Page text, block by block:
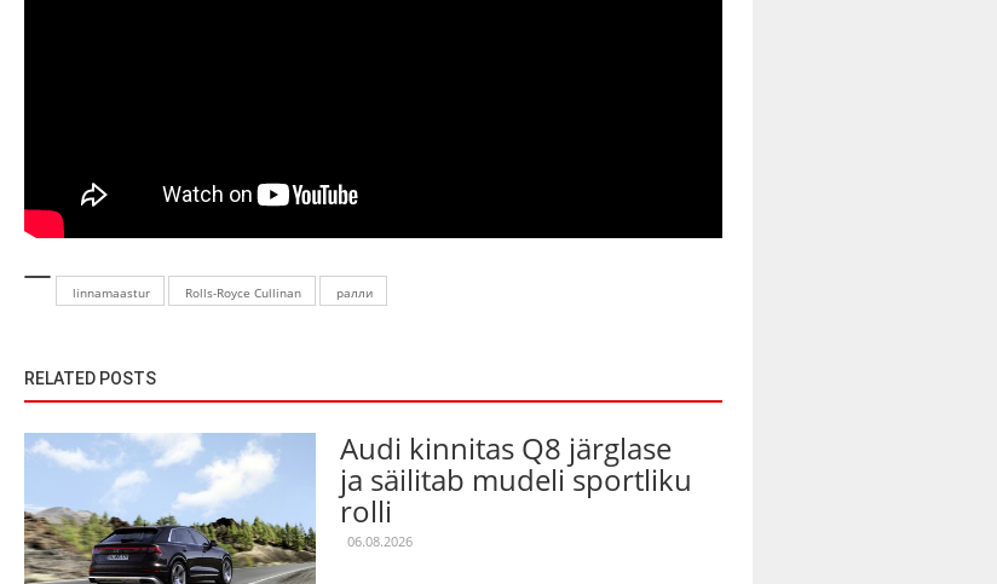
linnamaastur Rolls-Royce Cullinan ралли
RELATED POSTS
Audi kinnitas Q8 järglase
ja säilitab mudeli sportliku
rolli
06.08.2026